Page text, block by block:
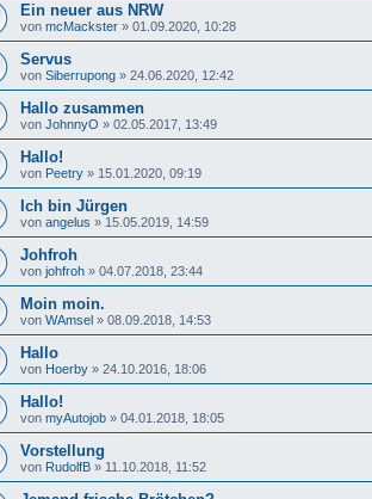
Ein neuer aus NRW
von mcMackster » 01.09.2020, 10:28
Servus
von Siberrupong » 24.06.2020, 12:42
Hallo zusammen
von JohnnyO » 02.05.2017, 13:49
Hallo!
von Peetry » 15.01.2020, 09:19
Ich bin Jürgen
von angelus » 15.05.2019, 14:59
Johfroh
von johfroh » 04.07.2018, 23:44
Moin moin.
von WAmsel » 08.09.2018, 14:53
Hallo
von Hoerby » 24.10.2016, 18:06
Hallo!
von myAutojob » 04.01.2018, 18:05
Vorstellung
von RudolfB » 11.10.2018, 11:52